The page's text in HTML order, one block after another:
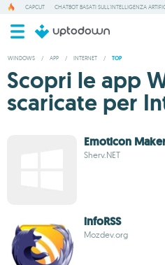
CAPCUT CHATBOT BASATI SULL'INTELLIGENZA
WINDOWS / APP / INTERNET / TOP
Scopri le app
scaricate per
Emoticon
Sherv.NET
infoRSS
Mozdev.org